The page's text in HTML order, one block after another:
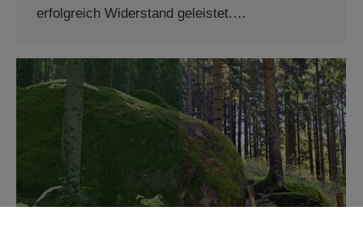
erfolgreich Widerstand geleistet.…